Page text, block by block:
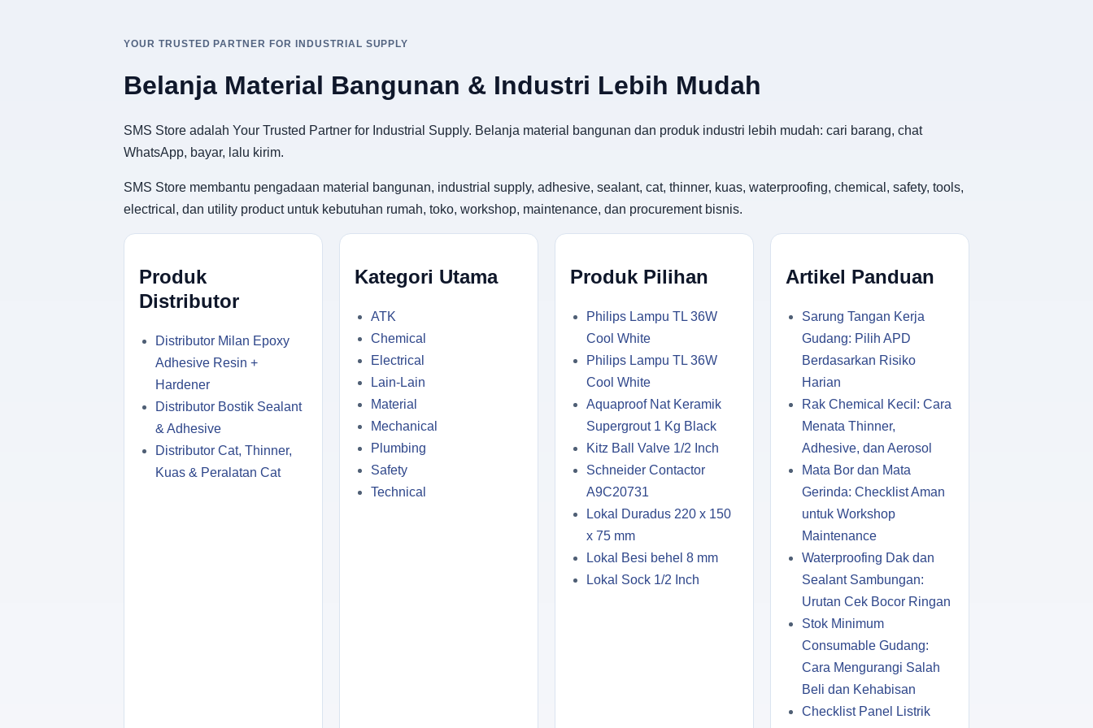
YOUR TRUSTED PARTNER FOR INDUSTRIAL SUPPLY
Belanja Material Bangunan & Industri Lebih Mudah
SMS Store adalah Your Trusted Partner for Industrial Supply. Belanja material bangunan dan produk industri lebih mudah: cari barang, chat
WhatsApp, bayar, lalu kirim.
SMS Store membantu pengadaan material bangunan, industrial supply, adhesive, sealant, cat, thinner, kuas, waterproofing, chemical, safety, tools,
electrical, dan utility product untuk kebutuhan rumah, toko, workshop, maintenance, dan procurement bisnis.
Produk
Distributor
Distributor Milan Epoxy
Adhesive Resin +
Hardener
Distributor Bostik Sealant
& Adhesive
Distributor Cat, Thinner,
Kuas & Peralatan Cat
Kategori Utama
ATK
Chemical
Electrical
Lain-Lain
Material
Mechanical
Plumbing
Safety
Technical
Produk Pilihan
Philips Lampu TL 36W
Cool White
Philips Lampu TL 36W
Cool White
Aquaproof Nat Keramik
Supergrout 1 Kg Black
Kitz Ball Valve 1/2 Inch
Schneider Contactor
A9C20731
Lokal Duradus 220 x 150
x 75 mm
Lokal Besi behel 8 mm
Lokal Sock 1/2 Inch
Artikel Panduan
Sarung Tangan Kerja
Gudang: Pilih APD
Berdasarkan Risiko
Harian
Rak Chemical Kecil: Cara
Menata Thinner,
Adhesive, dan Aerosol
Mata Bor dan Mata
Gerinda: Checklist Aman
untuk Workshop
Maintenance
Waterproofing Dak dan
Sealant Sambungan:
Urutan Cek Bocor Ringan
Stok Minimum
Consumable Gudang:
Cara Mengurangi Salah
Beli dan Kehabisan
Checklist Panel Listrik